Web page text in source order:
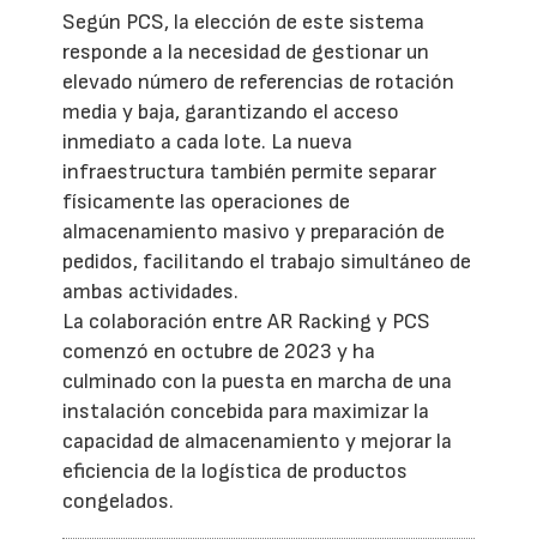
Según PCS, la elección de este sistema
responde a la necesidad de gestionar un
elevado número de referencias de rotación
media y baja, garantizando el acceso
inmediato a cada lote. La nueva
infraestructura también permite separar
físicamente las operaciones de
almacenamiento masivo y preparación de
pedidos, facilitando el trabajo simultáneo de
ambas actividades.
La colaboración entre AR Racking y PCS
comenzó en octubre de 2023 y ha
culminado con la puesta en marcha de una
instalación concebida para maximizar la
capacidad de almacenamiento y mejorar la
eficiencia de la logística de productos
congelados.